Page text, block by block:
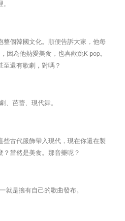
整個韓國文化。順便告訴大家，他每
因為他熱愛美食，也喜歡跳K-pop。
至還有歌劇，對嗎？
、芭蕾、現代舞。
些古代服飾帶入現代，現在你還在製
當然是美食。那音樂呢？
就是擁有自己的歌曲發布。